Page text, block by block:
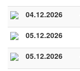
04.12.2026
05.12.2026
05.12.2026